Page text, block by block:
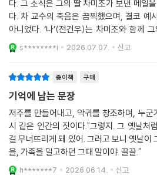
다.
또한 흉담의 탄생을 추적하던 이야기는 역
무게를 더한다. 육모돈의 집에서 K시의 폐
인다. 전건우는 저주를 단순히 재미의 요소
역사의 아픔을 돌아보는 또 하나의 계기로
소설은 거대한 역사의 한복판에 독자들을
의 충격을 경험하도록 이끈다.
치명적인 운명에 순응하지 않는 사람들
원한을 끊어내는 평범한 이들의 용기
다. 그 소식은 그의 딸 차미조가 보낸 메일
다. 차 교수의 죽음은 끔찍했으며, 결코 예
아니었다. ‘나’(전건우)는 차미조와 함께
힌 진실을 추적하던 중, 차 교수의 일기에
담’의 존재를 알게 된다. 그리고 그것이 그를
s********i 2026.07.07. 신고
종이책 구매
기억에 남는 문장
저주를 만들어내고, 악귀를 창조하며, 누
시 같은 인간의 짓이다."그렇지. 그 옛날처
걸 무너뜨리게 돼 있어. 그러고 보니 옛날이
을, 가족을 밀고하던 그때 말이야. 끌끌."
h*******7 2026.06.14. 신고